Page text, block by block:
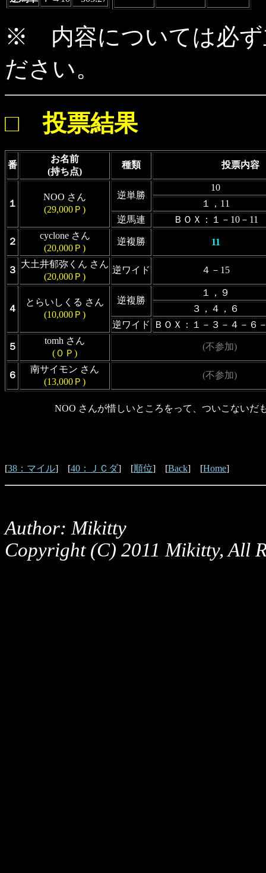
※ 内容については必ず
ださい。
□ 投票結果
番
お名前
(持ち点)
種類 投票内容
１
NOO さん
(29,000Ｐ)
逆単勝
10
１，11
逆馬連
ＢＯＸ：１－10－11
２
cyclone さん
(20,000Ｐ)
逆複勝 11
３
大土井郁弥くん さん
(20,000Ｐ)
逆ワイド ４－15
４
とらいしくる さん
(10,000Ｐ)
逆複勝
１，９
３，４，６
逆ワイド
ＢＯＸ：１－３－４－６
５
tomh さん
(０Ｐ)
(不参加)
６
南サイモン さん
(13,000Ｐ)
(不参加)
NOO さんが惜しいところをって、ついこないだ
[38：マイル] [40：ＪＣダ] [順位] [Back] [Home]
Author: Mikitty
Copyright (C) 2011 Mikitty, All